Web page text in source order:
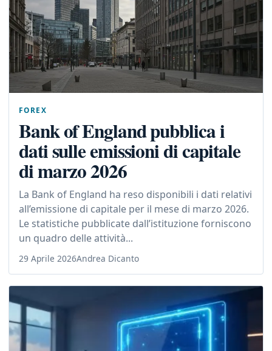
FOREX
Bank of England pubblica i
dati sulle emissioni di capitale
di marzo 2026
La Bank of England ha reso disponibili i dati relativi
all’emissione di capitale per il mese di marzo 2026.
Le statistiche pubblicate dall’istituzione forniscono
un quadro delle attività...
29 Aprile 2026Andrea Dicanto